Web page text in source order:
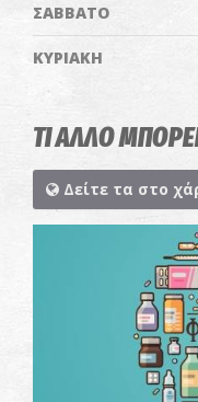
ΣΑΒΒΑΤΟ
ΚΥΡΙΑΚΗ
ΤΙ ΑΛΛΟ
Δείτε τα στο